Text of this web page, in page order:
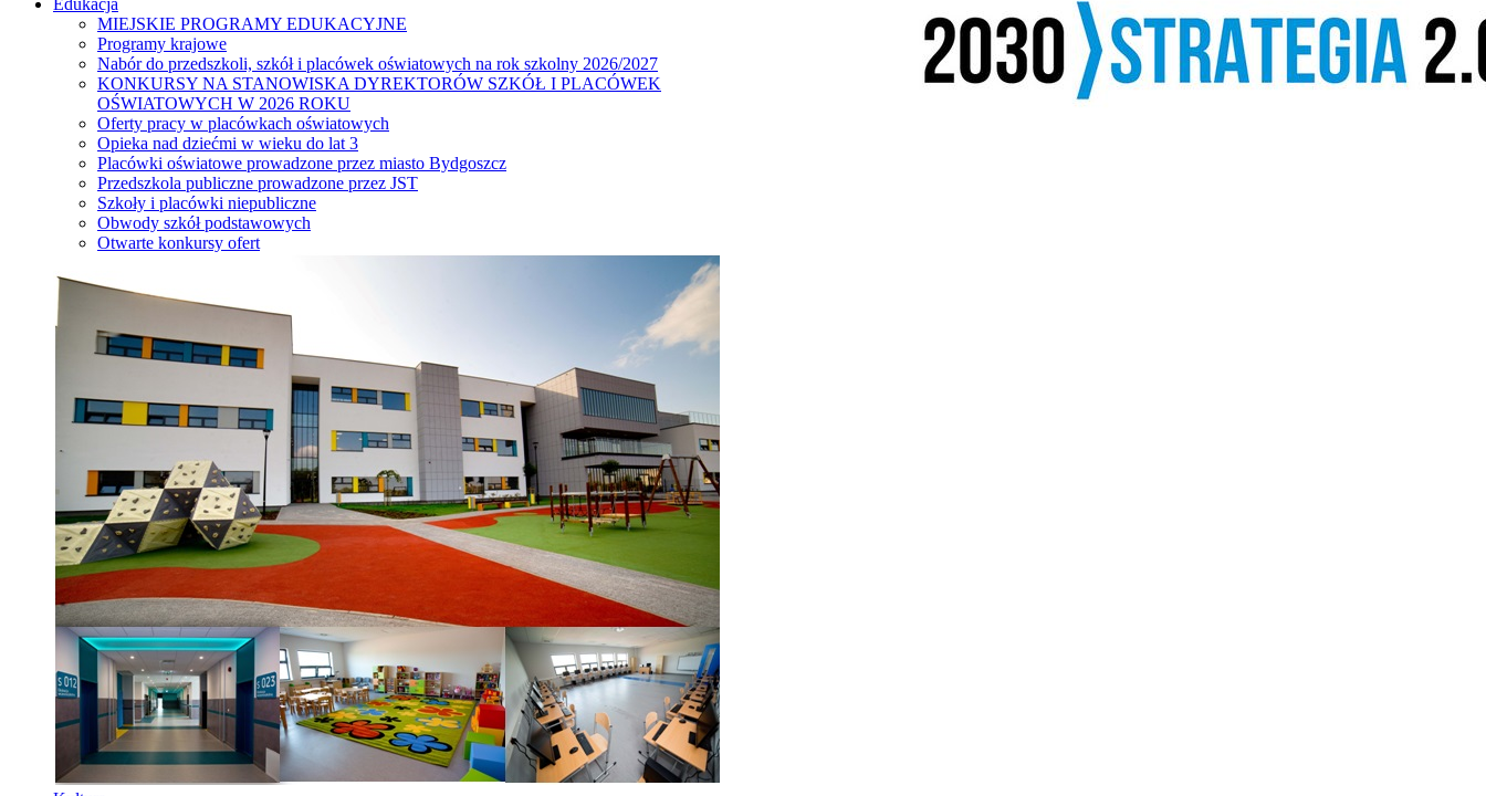
Edukacja
MIEJSKIE PROGRAMY EDUKACYJNE
Programy krajowe
Nabór do przedszkoli, szkół i placówek oświatowych na rok szkolny 2026/2027
KONKURSY NA STANOWISKA DYREKTORÓW SZKÓŁ I PLACÓWEK
OŚWIATOWYCH W 2026 ROKU
Oferty pracy w placówkach oświatowych
Opieka nad dziećmi w wieku do lat 3
Placówki oświatowe prowadzone przez miasto Bydgoszcz
Przedszkola publiczne prowadzone przez JST
Szkoły i placówki niepubliczne
Obwody szkół podstawowych
Otwarte konkursy ofert